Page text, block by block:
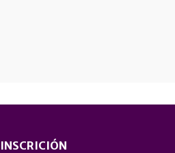
INSCRICIÓN